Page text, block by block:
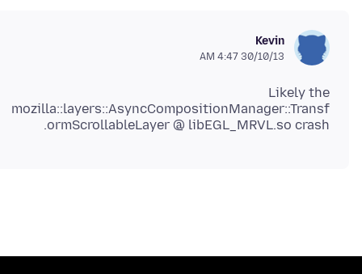
Kevin
30/10/13 4:47 AM
Likely the
mozilla::layers::AsyncCompositionManager::Transf
ormScrollableLayer @ libEGL_MRVL.so crash.